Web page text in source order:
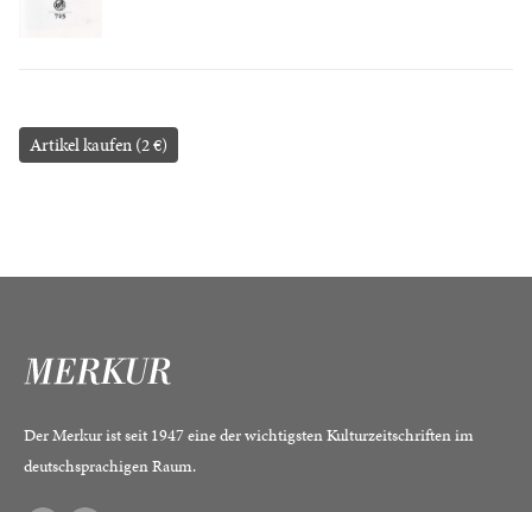
Artikel kaufen (2 €)
Der Merkur ist seit 1947 eine der wichtigsten Kulturzeitschriften im
deutschsprachigen Raum.